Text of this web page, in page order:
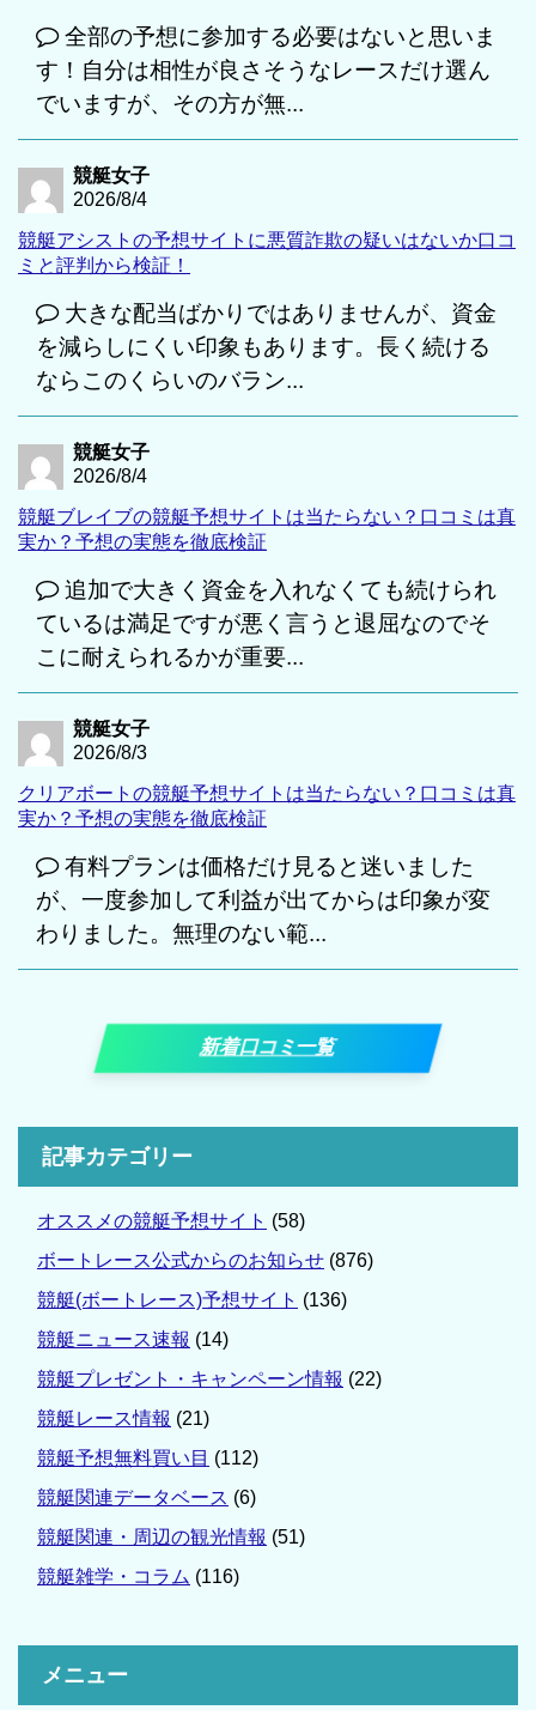
全部の予想に参加する必要はないと思いま
す！自分は相性が良さそうなレースだけ選ん
でいますが、その方が無...
競艇女子
2026/8/4
競艇アシストの予想サイトに悪質詐欺の疑いはないか口コ
ミと評判から検証！
大きな配当ばかりではありませんが、資金
を減らしにくい印象もあります。長く続ける
ならこのくらいのバラン...
競艇女子
2026/8/4
競艇ブレイブの競艇予想サイトは当たらない？口コミは真
実か？予想の実態を徹底検証
追加で大きく資金を入れなくても続けられ
ているは満足ですが悪く言うと退屈なのでそ
こに耐えられるかが重要...
競艇女子
2026/8/3
クリアボートの競艇予想サイトは当たらない？口コミは真
実か？予想の実態を徹底検証
有料プランは価格だけ見ると迷いました
が、一度参加して利益が出てからは印象が変
わりました。無理のない範...
新着口コミ一覧
記事カテゴリー
オススメの競艇予想サイト (58)
ボートレース公式からのお知らせ (876)
競艇(ボートレース)予想サイト (136)
競艇ニュース速報 (14)
競艇プレゼント・キャンペーン情報 (22)
競艇レース情報 (21)
競艇予想無料買い目 (112)
競艇関連データベース (6)
競艇関連・周辺の観光情報 (51)
競艇雑学・コラム (116)
メニュー